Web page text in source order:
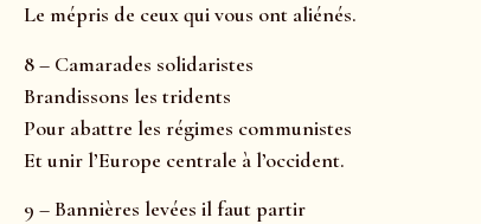
Le mépris de ceux qui vous ont aliénés.
8 – Camarades solidaristes
Brandissons les tridents
Pour abattre les régimes communistes
Et unir l’Europe centrale à l’occident.
9 – Bannières levées il faut partir